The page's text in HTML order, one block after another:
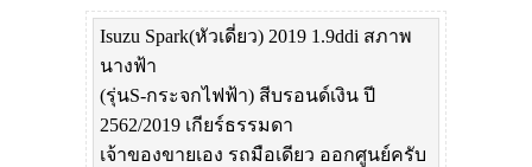
Isuzu Spark(หัวเดี่ยว) 2019 1.9ddi สภาพ
นางฟ้า
(รุ่นS-กระจกไฟฟ้า) สีบรอนด์เงิน ปี
2562/2019 เกียร์ธรรมดา
เจ้าของขายเอง รถมือเดียว ออกศูนย์ครับ